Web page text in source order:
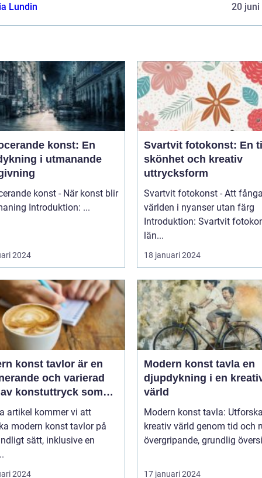
Lundin
20 juni
konst: En
i utmanande
konst - När konst blir
till utmaning Introduktion: ...
2024
Svartvit fotokonst: En
skönhet och kreativ
uttrycksform
Svartvit fotokonst - Att
världen i nyanser utan färg
Introduktion: Svartvit
län...
18 januari 2024
konst tavlor är en
och varierad
konstuttryck som
till sig både
och konstälskare
världen
artikel kommer vi att
modern konst tavlor på
sätt, inklusive en
2024
Modern konst tavla en
djupdykning i en
värld
Modern konst tavla:
kreativ värld genom tid och
övergripande, grundlig
17 januari 2024